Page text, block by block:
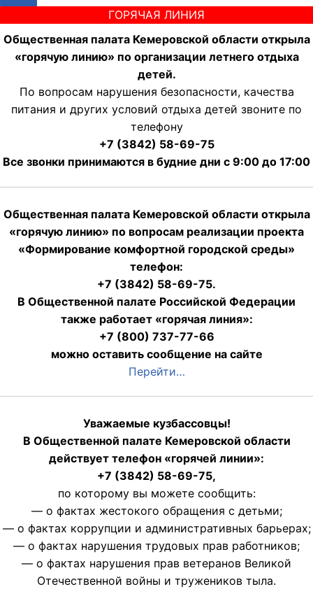
ГОРЯЧАЯ ЛИНИЯ
Общественная палата Кемеровской области открыла
«горячую линию» по организации летнего отдыха
детей.
По вопросам нарушения безопасности, качества
питания и других условий отдыха детей звоните по
телефону
+7 (3842) 58-69-75
Все звонки принимаются в будние дни с 9:00 до 17:00
Общественная палата Кемеровской области открыла
«горячую линию» по вопросам реализации проекта
«Формирование комфортной городской среды»
телефон:
+7 (3842) 58-69-75.
В Общественной палате Российской Федерации
также работает «горячая линия»:
+7 (800) 737-77-66
можно оставить сообщение на сайте
Перейти…
Уважаемые кузбассовцы!
В Общественной палате Кемеровской области
действует телефон «горячей линии»:
+7 (3842) 58-69-75,
по которому вы можете сообщить:
— о фактах жестокого обращения с детьми;
— о фактах коррупции и административных барьерах;
— о фактах нарушения трудовых прав работников;
— о фактах нарушения прав ветеранов Великой
Отечественной войны и тружеников тыла.